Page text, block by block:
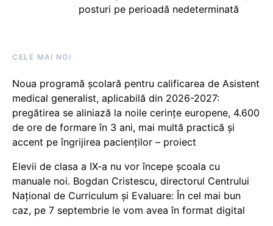
posturi pe perioadă nedeterminată
CELE MAI NOI
Noua programă școlară pentru calificarea de Asistent
medical generalist, aplicabilă din 2026-2027:
pregătirea se aliniază la noile cerințe europene, 4.600
de ore de formare în 3 ani, mai multă practică și
accent pe îngrijirea pacienților – proiect
Elevii de clasa a IX-a nu vor începe școala cu
manuale noi. Bogdan Cristescu, directorul Centrului
Național de Curriculum și Evaluare: În cel mai bun
caz, pe 7 septembrie le vom avea în format digital